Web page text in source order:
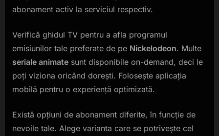
abonament activ la serviciul respectiv.
Verifică ghidul TV pentru a afla programul
emisiunilor tale preferate de pe Nickelodeon. Multe
seriale animate sunt disponibile on-demand, deci le
poți viziona oricând dorești. Folosește aplicația
mobilă pentru o experiență optimizată.
Există opțiuni de abonament diferite, în funcție de
nevoile tale. Alege varianta care se potrivește cel